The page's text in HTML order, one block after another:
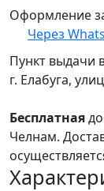
Оформление
Через
Пункт выдачи
г. Елабуга,
Бесплатная
Челнам.